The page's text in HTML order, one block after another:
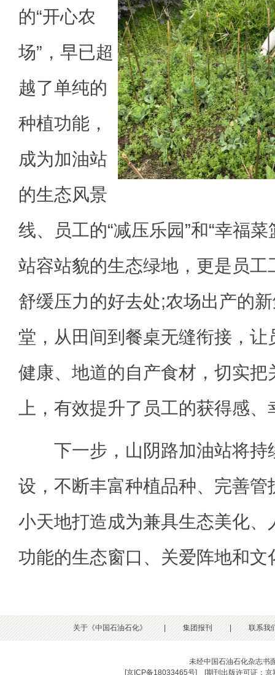
的“开心农
场”，早已超
越了单纯的
种植功能，
成为加油站
的生态风景
线、员工的“减压乐园”和“幸福
站容站貌的生态绿地，更是员工
舒缓压力的好去处;农场出产的
堂，从田间到餐桌无缝衔接，
健康、地道的自产食材，切实把
上，有效提升了员工的获得感
下一步，山阴路加油站将持
设，不断丰富种植品种、完善管
小天地打造成为兼具生态美化、
功能的生态窗口、关爱阵地和文
关于《中国石油石化》 集团报刊 联系我
未经中国石油石化杂志书
[京ICP备18033465号] [期刊出版许可证：